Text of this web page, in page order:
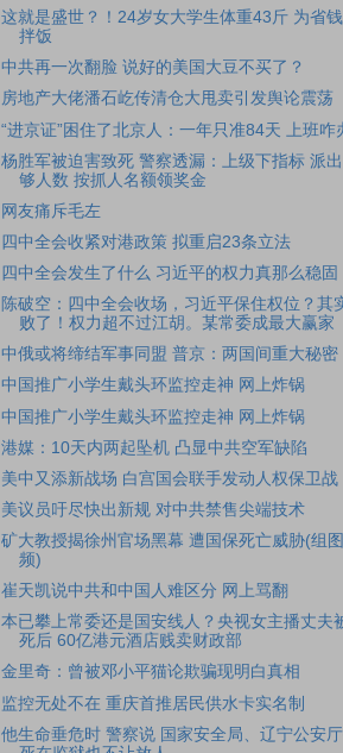
这就是盛世？！24岁女大学生体重43斤 为省
拌饭
中共再一次翻脸 说好的美国大豆不买了？
房地产大佬潘石屹传清仓大甩卖引发舆论震荡
“进京证”困住了北京人：一年只准84天 上班咋
杨胜军被迫害致死 警察透漏：上级下指标 派
够人数 按抓人名额领奖金
网友痛斥毛左
四中全会收紧对港政策 拟重启23条立法
四中全会发生了什么 习近平的权力真那么稳固
陈破空：四中全会收场，习近平保住权位？其
败了！权力超不过江胡。某常委成最大赢家
中俄或将缔结军事同盟 普京：两国间重大秘密
中国推广小学生戴头环监控走神 网上炸锅
中国推广小学生戴头环监控走神 网上炸锅
港媒：10天内两起坠机 凸显中共空军缺陷
美中又添新战场 白宫国会联手发动人权保卫战
美议员吁尽快出新规 对中共禁售尖端技术
矿大教授揭徐州官场黑幕 遭国保死亡威胁(组
频)
崔天凯说中共和中国人难区分 网上骂翻
本已攀上常委还是国安线人？央视女主播丈夫
死后 60亿港元酒店贱卖财政部
金里奇：曾被邓小平猫论欺骗现明白真相
监控无处不在 重庆首推居民供水卡实名制
他生命垂危时 警察说 国家安全局、辽宁公安